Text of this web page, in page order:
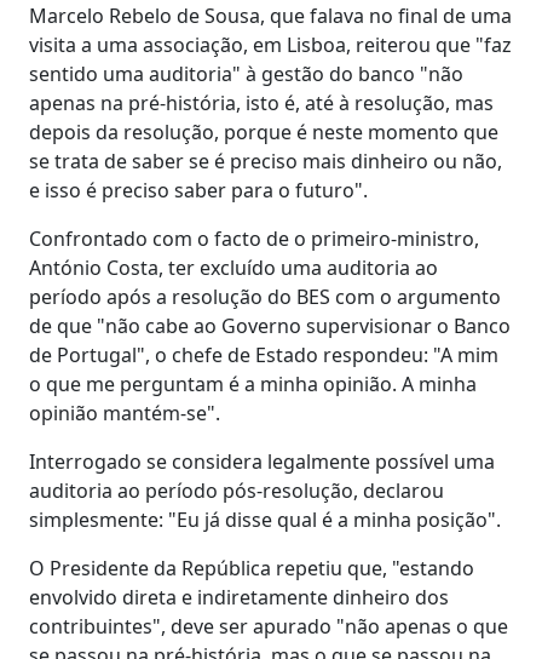
Marcelo Rebelo de Sousa, que falava no final de uma
visita a uma associação, em Lisboa, reiterou que "faz
sentido uma auditoria" à gestão do banco "não
apenas na pré-história, isto é, até à resolução, mas
depois da resolução, porque é neste momento que
se trata de saber se é preciso mais dinheiro ou não,
e isso é preciso saber para o futuro".
Confrontado com o facto de o primeiro-ministro,
António Costa, ter excluído uma auditoria ao
período após a resolução do BES com o argumento
de que "não cabe ao Governo supervisionar o Banco
de Portugal", o chefe de Estado respondeu: "A mim
o que me perguntam é a minha opinião. A minha
opinião mantém-se".
Interrogado se considera legalmente possível uma
auditoria ao período pós-resolução, declarou
simplesmente: "Eu já disse qual é a minha posição".
O Presidente da República repetiu que, "estando
envolvido direta e indiretamente dinheiro dos
contribuintes", deve ser apurado "não apenas o que